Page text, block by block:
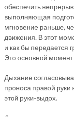
обеспечить
выполняющая
мгновение раньше,
движения. В этот
и как бы передается
Это основной момент
Дыхание
проноса правой руки
этой руки-выдох.